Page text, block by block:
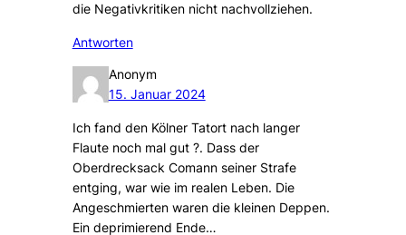
die Negativkritiken nicht nachvollziehen.
Antworten
Anonym
15. Januar 2024
Ich fand den Kölner Tatort nach langer
Flaute noch mal gut ?. Dass der
Oberdrecksack Comann seiner Strafe
entging, war wie im realen Leben. Die
Angeschmierten waren die kleinen Deppen.
Ein deprimierend Ende…